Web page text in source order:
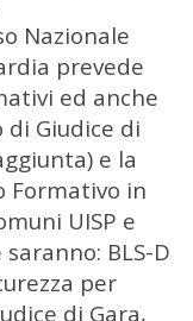
Nazionale
prevede
ed anche
Giudice di
e la
Formativo in
UISP e
BLS-D
per
di Gara,